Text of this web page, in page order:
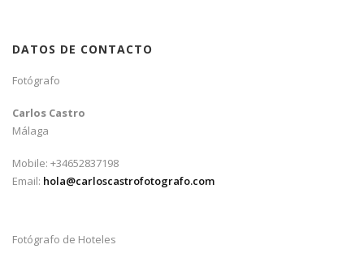
DATOS DE CONTACTO
Fotógrafo
Carlos Castro
Málaga
Mobile: +34652837198
Email: hola@carloscastrofotografo.com
Fotógrafo de Hoteles